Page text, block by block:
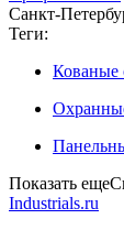
Санкт-
Теги:
Кованые
Показать еще
Industrials.ru